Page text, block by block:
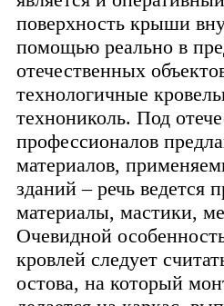
поверхность крыши
помощью реально в
отечественных
технологичные
технониколь. Под
профессионалов
материалов,
зданий – речь ведется
материалы, мастики,
Очевидной
кровлей следует
остова, на который